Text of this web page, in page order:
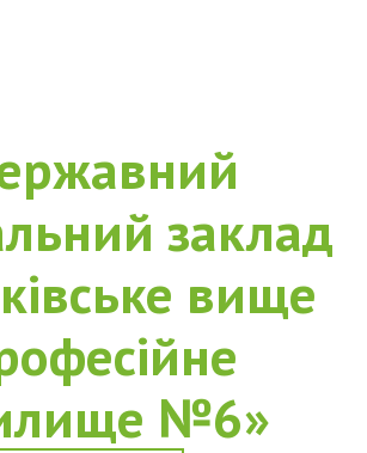
заклад
вище
№6»